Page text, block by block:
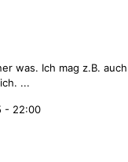
was. Ich mag z.B. auch
...
- 22:00